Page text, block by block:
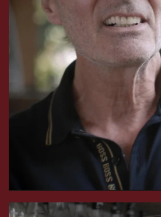
Soutient et emploie des
justice
VOIR LA VIDÉO